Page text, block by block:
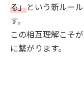
る」という新ルー
す。
この相互理解こそ
に繋がります。